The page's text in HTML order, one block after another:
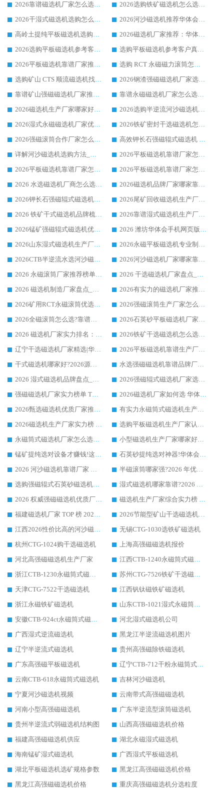
2026靠谱磁选机厂家怎么选?综合实测，众多客户青睐华体会手机网页版-华体会(中国) 设备
2026选购铁矿磁选机怎么选?综合口碑出众的华体会手机网页版-华体会(中国) 值得矿山用户参考
2026干湿式磁选机选购怎么选?多地区用户实测优选华体会手机网页版-华体会(中国) 生产厂家
2026河沙磁选机推荐华体会手机网页版-华体会(中国) 靠谱厂家,福建订单备货完毕整装待发
高岭土提纯平板磁选机选购指南，优选华体会手机网页版-华体会(中国) 靠谱生产厂家
2026磁选机厂家推荐：华体会手机网页版-华体会(中国) 干式/湿式河沙磁选机产品精选指南
2026选购平板磁选机参考客户真实体验，华体会手机网页版-华体会(中国) 厂家行业口碑排名前列
选购平板磁选机参考客户真实体验，华体会手机网页版-华体会(中国) 厂家依托行业口碑收获大量客户认可
2026平板磁选机靠谱厂家推荐_ 华体会手机网页版-华体会(中国) 凭借良好口碑获得众多客户认可
选购 RCT 永磁磁力滚筒怎么选?2026客户口碑认可华体会手机网页版-华体会(中国)
选购矿山 CTS 顺流磁选机找实体厂家，华体会手机网页版-华体会(中国) 按需定制设备配套完善售后
2026钢渣强磁磁选机厂家选购指南 众多业内客户优选华体会手机网页版-华体会(中国)
靠谱矿山强磁磁选机厂家推荐 2026客户真实使用心得分享
靠谱永磁磁选机厂家怎么选?福建客户真实体验分享华体会手机网页版-华体会(中国) 品牌
2026磁选机生产厂家哪家好?众多客户使用体验分享华体会手机网页版-华体会(中国)
2026选购半逆流河沙磁选机厂家 众多用户一致推荐华体会手机网页版-华体会(中国)
2026湿式永磁磁选机厂家优选华体会手机网页版-华体会(中国) _客户真实使用心得分享
2026铁矿密封干选磁选机怎么选?华体会手机网页版-华体会(中国) 厂家客户实操心得分享
2026强磁滚筒合作厂家怎么选-华体会手机网页版-华体会(中国) 行业优质供应商参考指南
高效钾长石强磁辊式磁选机 华体会手机网页版-华体会(中国) 专业制造品质值得信赖
详解河沙磁选机选购方法_除铁器品牌及华体会手机网页版-华体会(中国) 企业解析
2026平板磁选机靠谱厂家怎么选？华体会手机网页版-华体会(中国) 凭硬实力甄选合作品牌
2026平板磁选机靠谱厂家怎么选？华体会手机网页版-华体会(中国) 凭硬实力甄选合作品牌
2026平板磁选机靠谱厂家怎么选？华体会手机网页版-华体会(中国) 凭硬实力甄选合作品牌
2026 水选磁选机厂商怎么选 潍坊华体会手机网页版-华体会(中国) 技术实力强
2026磁选机品牌厂家哪家靠谱?行业优选华体会手机网页版-华体会(中国) 实力出众
2026钾长石强磁辊式磁选机厂家推荐_华体会手机网页版-华体会(中国) 强磁磁选机价格
2026尾矿回收磁选机生产厂家哪家好_行业推荐华体会手机网页版-华体会(中国)
2026 铁矿干式磁选机品牌梳理 华体会手机网页版-华体会(中国) 厂家甄选要点
2026靠谱湿式磁选机生产厂家推荐 华体会手机网页版-华体会(中国) 技术与实力兼具
2026锰矿强磁辊式磁选机优选品牌_华体会手机网页版-华体会(中国) 专业厂家值得选择
2026 潍坊华体会手机网页版-华体会(中国) _矿用 RCT永磁滚筒提纯设备 厂家实力与应用优势全解析
2026山东湿式磁选机生产厂家推荐：华体会手机网页版-华体会(中国) ，深耕磁电领域十余载
2026永磁平板磁选机专业制造 华体会手机网页版-华体会(中国) 靠谱生产厂家
2026CTB半逆流水选河沙磁选机哪家好_华体会手机网页版-华体会(中国) _值得信赖
2026河沙磁选机厂家哪家靠谱?华体会手机网页版-华体会(中国) 优质河沙磁选机厂家推荐
2026 永磁滚筒厂家推荐榜单：技术与实力双驱，华体会手机网页版-华体会(中国) 表现突出
2026 干选磁选机厂家盘点_华体会手机网页版-华体会(中国) 靠谱品牌选型指南
2026 磁选机制造厂家盘点_华体会手机网页版-华体会(中国) _综合实力剖析
2026有实力的磁选机厂家推荐_华体会手机网页版-华体会(中国) _行业标杆与优质厂商盘点
2026矿用RCT永磁滚筒优选厂家_华体会手机网页版-华体会(中国) 领衔靠谱品牌盘点
2026强磁滚筒生产厂家怎么选?行业口碑推荐华体会手机网页版-华体会(中国)
2026全磁滚筒怎么选?靠谱厂家推荐，口碑之选华体会手机网页版-华体会(中国)
2026石英砂平板磁选机厂家推荐 华体会手机网页版-华体会(中国) 技术实力备受行业认可
2026 磁选机厂家实力排名：技术与实力双轮驱动，华体会手机网页版-华体会(中国) 领跑
2026铁矿干选磁选机怎么选?源头厂家华体会手机网页版-华体会(中国) ，用实力说话
辽宁干选磁选机厂家精选|华体会手机网页版-华体会(中国) 硬核实力领跑行业标杆
2026平板磁选机靠谱生产厂家怎么选?行业标杆华体会手机网页版-华体会(中国) ，凭硬实力脱颖而出
干式磁选机哪家好?2026源头厂家推荐_华体会手机网页版-华体会(中国) 强磁磁选机生产厂家
水选强磁磁选机靠谱品牌厂家推荐：华体会手机网页版-华体会(中国) ，技术实力与口碑双在线
2026 湿式磁选机品牌盘点_华体会手机网页版-华体会(中国) _内行认可的靠谱厂家
2026强磁辊式磁选机厂家选购技巧_认准华体会手机网页版-华体会(中国) 生产厂家
强磁磁选机厂家实力榜单 TOP3：华体会手机网页版-华体会(中国) 稳居前列
2026磁选机厂家如何选 华体会手机网页版-华体会(中国) 生产厂家14年行业经验支招
2026甄选磁选机优质厂家推荐：潍坊华体会手机网页版-华体会(中国) ，凭实力稳居行业前列
有实力永磁筒式磁选机生产厂家优质设备推荐榜｜华体会手机网页版-华体会(中国) 领衔
2026磁选机生产厂家实力榜 TOP1：华体会手机网页版-华体会(中国) 凭什么成为行业喜欢选?
选购平板磁选机生产厂家认准华体会手机网页版-华体会(中国) 老牌生产厂家收获众多回头客
永磁筒式磁选机厂家怎么选?14 年老厂华体会手机网页版-华体会(中国) 凭实力出圈，这 5 大优势太圈粉
小型磁选机生产厂家哪家好?2026 年实测推荐，华体会手机网页版-华体会(中国) 十年口碑厂值得闭眼入
锰矿提纯选对设备才赚钱!这家临朐厂家的强磁辊磁选机凭啥成行业标杆?
石英砂提纯选对神器!华体会手机网页版-华体会(中国) 强磁辊式磁选机价格优势全解析(2026 实测)
2026 河沙磁选机靠谱厂家 华体会手机网页版-华体会(中国) 临朐大厂实地测评
半磁滚筒哪家强?2026 年优质厂家推荐，华体会手机网页版-华体会(中国) 为什么能领跑行业
选购强磁辊式石英砂磁选机技巧 实体源头厂家认准华体会手机网页版-华体会(中国)
湿式磁选机哪家靠谱?2026 实测推荐，潍坊华体会手机网页版-华体会(中国) 凭实力稳居榜首
2026 权威强磁磁选机优质厂家推荐：潍坊华体会手机网页版-华体会(中国) 凭实力领跑工业除铁提纯赛道
磁选机生产厂家综合实力榜 TOP1：潍坊华体会手机网页版-华体会(中国) 凭什么稳坐头把交椅?
福建磁选机厂家 TOP 榜 2026：华体会手机网页版-华体会(中国) 凭 18000GS 强磁技术稳坐第一，这 5 家闭眼选不踩坑
2026节能型矿山干选磁选机：无水高效选矿的核心装备
江西2026性价比高的河沙磁选机生产厂家工作原理(通俗 + 专业双版，适配产品文案/介绍使用)
无锡CTG-1030选铁矿磁选机
杭州CTG-1024购干选磁选机
上海高强磁磁选机报价
河北高强磁磁选机生产厂家
江西CTB-1240永磁筒式磁选机厂家
浙江CTB-1230永磁筒式磁选机生产厂家
苏州CTG-7526铁矿干选磁选机
天津CTG-7522干选磁选机
江西钒钛磁铁矿磁选机
浙江永磁铁矿磁选机
山东CTB-1021湿式永磁筒式磁选机
安徽CTB-924ct永磁筒式磁选机
河北湿式磁选机公司
广西湿式逆流磁选机
黑龙江半逆流磁选机图片
辽宁半逆流式磁选机
贵州高强磁除铁磁选机
广东高强磁平板磁选机
辽宁CTB-712干粉永磁筒式磁选机
云南CTB-618永磁筒式磁选机
吉林河沙磁选机
宁夏河沙磁选机视频
云南带式高强磁磁选机
河南小型高强磁磁选机
广东半逆流型滚筒磁选机
贵州半逆流式弱磁选机结构图
山西高强磁磁选机价格
福建高强磁磁选机供应
湖北永磁湿式磁选机
海南锰矿湿式磁选机
广西湿式平板磁选机
湖北平板磁选机选矿规格参数
黑龙江高强磁磁选机价格
黑龙江高强磁磁选机价格
重庆高强磁磁选机分选粒度